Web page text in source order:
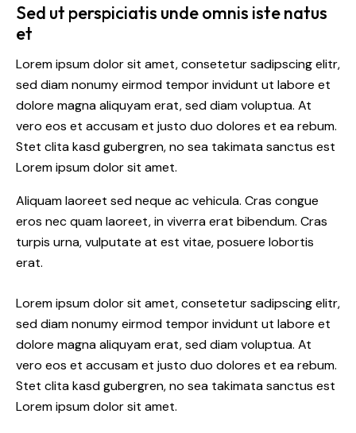
Sed ut perspiciatis unde omnis iste natus
et
Lorem ipsum dolor sit amet, consetetur sadipscing elitr,
sed diam nonumy eirmod tempor invidunt ut labore et
dolore magna aliquyam erat, sed diam voluptua. At
vero eos et accusam et justo duo dolores et ea rebum.
Stet clita kasd gubergren, no sea takimata sanctus est
Lorem ipsum dolor sit amet.
Aliquam laoreet sed neque ac vehicula. Cras congue
eros nec quam laoreet, in viverra erat bibendum. Cras
turpis urna, vulputate at est vitae, posuere lobortis
erat.
Lorem ipsum dolor sit amet, consetetur sadipscing elitr,
sed diam nonumy eirmod tempor invidunt ut labore et
dolore magna aliquyam erat, sed diam voluptua. At
vero eos et accusam et justo duo dolores et ea rebum.
Stet clita kasd gubergren, no sea takimata sanctus est
Lorem ipsum dolor sit amet.